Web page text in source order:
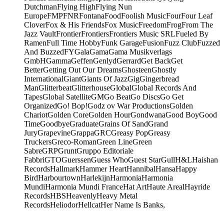
DutchmanFlying HighFlying Nun
EuropeFMPFNRFontanaFoodFoolish MusicFourFour Leaf
CloverFox & His FriendsFox MusicFreedomFrogFrom The
Jazz VaultFrontierFrontiersFrontiers Music SRLFueled By
RamenFull Time HobbyFunk GarageFusionFuzz ClubFuzzed
And BuzzedFYGalaGamaGama Musikverlags
GmbHGammaGeffenGenlydGerrardGet BackGet
BetterGetting Out Our DreamsGhosteenGhostly
InternationalGiantGiants Of JazzGigGingerbread
ManGlitterbeatGlitterhouseGlobalGlobal Records And
TapesGlobal SatelliteGMGo BeatGo DiscsGo Get
OrganizedGo! Bop!Godz ov War ProductionsGolden
ChariotGolden CoreGolden HourGondwanaGood BoyGood
TimeGoodbyeGraduateGrains Of SandGrand
JuryGrapevineGrappaGRCGreasy PopGreasy
TruckersGreco-RomanGreen LineGreen
SabreGRPGruntGruppo Editoriale
FabbriGTOGuerssenGuess WhoGuest StarGullH&LHaishan
RecordsHallmarkHammer HeartHannibalHansaHappy
BirdHarbourtownHarlekijnHarmoniaHarmonia
MundiHarmonia Mundi FranceHat ArtHaute ArealHayride
RecordsHBSHeavenlyHeavy Metal
RecordsHeliodorHellcatHer Name Is Banks,